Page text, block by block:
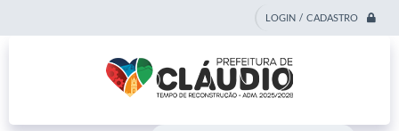
LOGIN / CADASTRO